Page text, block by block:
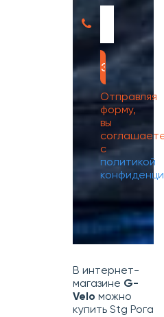
Отправляя
форму,
вы
с
политикой
В интернет-
магазине G-
Velo можно
купить Stg Рога